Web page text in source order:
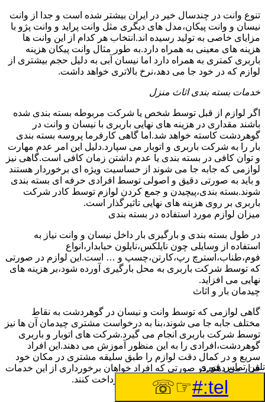
تنوع وانت در چندسال خیر در ایران بیشتر شده است و جدا از وانت
نیسان و وانت پیکان،مدل های دیگری مثل وانت پراید و وانت پژو با
مزایای خاصی به تولید رسیده اند.انتخاب هر کدام از این وانت ها
هزینه های معینی به همراه دارد.به طور مثال وانت پیکان هزینه
باربری کمتری به همراه دارد اما نیسان آبی به دلیل حجم بیشتری از
لوازم که در خود جا می دهد،نرخ بالاتری خواهد داشت.
خدمات بسته بندی اثاث منزل
اگر لوازم از قبل توسط شخص یا شرکت مربوطه بسته بندی شده
باشند مقداری در هزینه های نهایی باربری با نیسان و وانت در
گوهردشت کاسته خواهد شد.اما گاهی کارفرما پروسه بسته بندی
بار را به شرکت باربری و اتوبار می سپارد.دلیل این امر عدم مهارت
و توان کافی در بسته بندی یا عدم داشتن زمان کافی است.گاهی نیز
لوازمی که جابه جا می شوند از حساسیت ویژه ای برخوردار هستند
و باید به صورتی دقیق و اصولی توسط افرادی حرفه ای بسته بندی
شوند.بسته بندی،پیچیدن و جمع کردن لوازم توسط کادر شرکت
باربری بر روی هزینه های نهایی تاثیرگذار است.
میزان لوازم مورد استفاده در بسته بندی
در طول بسته بندی و بارگیری بار داخل نیسان و وانت نیاز به
استفاده از وسایلی چون نایلکس،نایلون حبابدار،انواع
فوم،طناب،استرچ رپ،کارتن،چسپ و … است.این لوازم در صورتی
که توسط شرکت باربری به محل بارگیری آورده شود،بر هزینه های
نهایی می افزاید.
چیدمان بار و اثاث
گاهی لوازمی که توسط وانت و نیسان در گوهردشت به نقاط
مختلف جابه جا می شوند،بنا به درخواست مشتری چیدمان آن ها نیز
توسط شرکت باربری انجام می گیرد.شرکت های اتوبار و باربری
گوهردشت،افرادی را به این منظور آموزش می دهند.این افراد
سریع و در کمال دقت لوازم را طبق سلیقه مشتری در مکان خود
قرار می دهند.در صورتی که افراد خواهان برخورداری از این خدمات
باشند،باید هزینه های باربری بیشتری پرداخت کنند.
تعداد کارگران درخواستی
تلفن تماس فوری
tel:#
☞☏